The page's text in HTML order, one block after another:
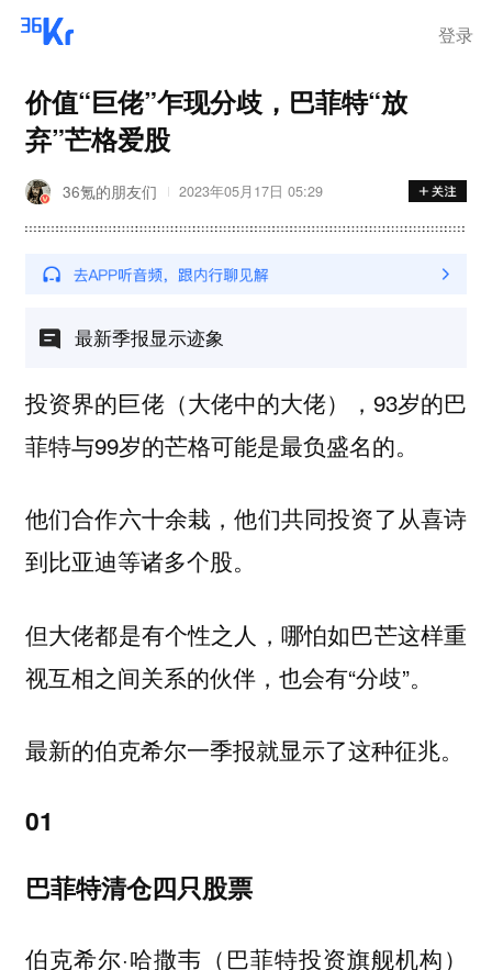
登录
价值“巨佬”乍现分歧，巴菲特“放
弃”芒格爱股
36氪的朋友们 2023年05月17日 05:29
最新季报显示迹象
投资界的巨佬（大佬中的大佬），93岁的巴
菲特与99岁的芒格可能是最负盛名的。
他们合作六十余栽，他们共同投资了从喜诗
到比亚迪等诸多个股。
但大佬都是有个性之人，哪怕如巴芒这样重
视互相之间关系的伙伴，也会有“分歧”。
最新的伯克希尔一季报就显示了这种征兆。
01
巴菲特清仓四只股票
伯克希尔·哈撒韦（巴菲特投资旗舰机构）